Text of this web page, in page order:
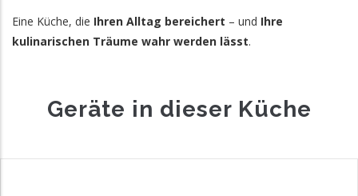
Eine Küche, die Ihren Alltag bereichert – und Ihre
kulinarischen Träume wahr werden lässt.
Geräte in dieser Küche